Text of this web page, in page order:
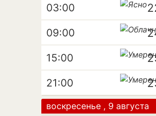
03:00
09:00
15:00
21:00
воскресенье , 9 августа